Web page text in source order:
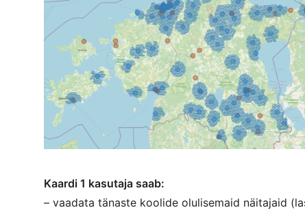
Kaardi 1 kasutaja saab:
– vaadata tänaste koolide olulisemaid näitajaid